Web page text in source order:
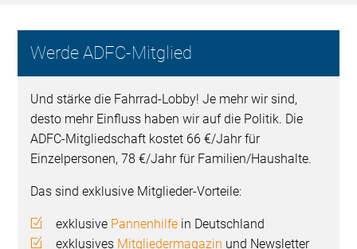
Werde ADFC-Mitglied
Und stärke die Fahrrad-Lobby! Je mehr wir sind,
desto mehr Einfluss haben wir auf die Politik. Die
ADFC-Mitgliedschaft kostet 66 €/Jahr für
Einzelpersonen, 78 €/Jahr für Familien/Haushalte.
Das sind exklusive Mitglieder-Vorteile:
exklusive Pannenhilfe in Deutschland
exklusives Mitgliedermagazin und Newsletter